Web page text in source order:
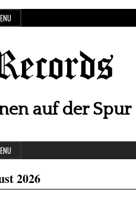
auf der Spur
2026